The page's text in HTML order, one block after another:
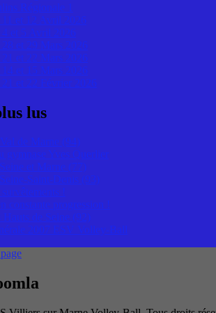
Régionale 1
11 et 12 Avril 2026
4 et 5 Avril 2026
28 et 29 Mars 2026
21 et 22 Mars 2026
14 et 15 Mars 2026
21 et 22 Février 2026
lus
de Marne (94)
gymnase Yves Querlier
et Marne (77)
Saint-Denis (93)
!
constante progression !
Hauts de Seine (92)
2007 ESV Volley-Ball